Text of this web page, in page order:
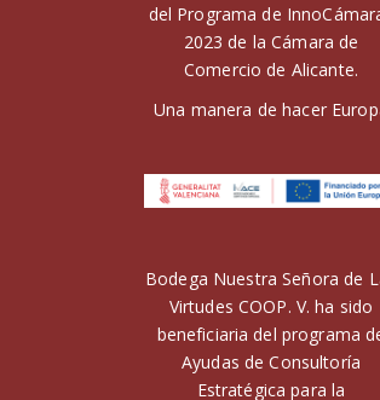
del Programa de
2023 de la Cámara de
Comercio de Alicante.
Una manera de hacer
Bodega Nuestra Señora de
Virtudes COOP. V. ha sido
beneficiaria del programa
Ayudas de Consultoría
Estratégica para la